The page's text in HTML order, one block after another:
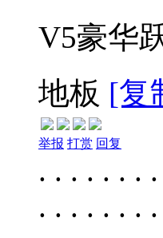
V5豪华
地板 [复
举报 打赏 回复
. . . . . . . . . . . . . . . . . . . . . . . . . . . . . . . . . . . . . . . . . . . . . . . . . . . . . . . . . . . . . . . . . . . . . . . . . . . . . . . . . . . . . . . . . . . . . . . . . . . . . . . . . . . . . . . . . . . . . . . . . . . . . . . . . . . . . . . . . . . . . . . . . . . . . . . . . . . . . . . . . . . . . . . . . . . . . . . . . . . . . . . . . . . . . . . . . . . . . . . . . . . . . . . . . . . . . . . . . . . . . . . . . . . . . . . . . . . . . . . . . . . . . . . . . . . . . . . . . . . . . . . . . . . . . . . . . . . . . . . . . . . . . . . . . . . . . . . . . . . . . . . . . . . . . . . . . . . . . . . . . . . . . . . . . . . . . . . . . . . . . . . . . . . . . . . . . . . . . . . . . . . . . . . . . . . . . . . . . . . . . . . . . . . . . . . . . . . . . . . . . . . . . . . . . . . . . . . . . . . . . . . . . . . . . . . . . . . . . . . . . . . . . . . . . . . . . . . . . . . . . . . . . . . . . . . . . . . . . . . . . . . . . . . . . . . . . . . . . . . . . . . . . . . . . . . . . . . . . . . . . . . . . . . . . . . . . . . . . . . . . . . . . . . . . . . . . . . . . . . . . . . . . . . . . . . . . . . . . . . . . . . . . . . . . . . . . . . . . . . . . . . . . . . . . . . . . . . . . . . . . . . . . . . . . . . . . . . . . . . . . . . . . . . . . . . . . . . . . . . . . . . . . . . . . . . . . . . . . . . . . . . . . . . . . . . . . . . . . . . . . . . . . . . . . . . . . . . . . . . . . . . . . . . . . . . . . . . . . . . . . . . . . . . . . . . . . . . . . . . . . . . . . . . . . . . . . . . . . . . . . . . . .